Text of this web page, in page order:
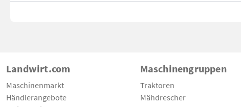
Landwirt.com
Maschinenmarkt
Händlerangebote
Maschinengruppen
Traktoren
Mähdrescher